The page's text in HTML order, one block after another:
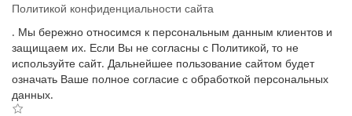
Политикой конфиденциальности сайта
. Мы бережно относимся к персональным данным клиентов и
защищаем их. Если Вы не согласны с Политикой, то не
используйте сайт. Дальнейшее пользование сайтом будет
означать Ваше полное согласие с обработкой персональных
данных.